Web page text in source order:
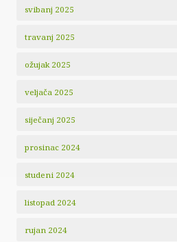
svibanj 2025
travanj 2025
ožujak 2025
veljača 2025
siječanj 2025
prosinac 2024
studeni 2024
listopad 2024
rujan 2024